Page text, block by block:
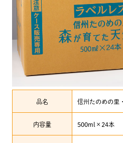
品名 信州たのめの里
内容量 500ml×24本